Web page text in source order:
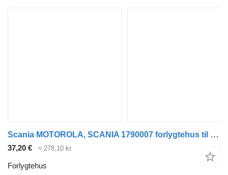
Scania MOTOROLA, SCANIA 1790007 forlygtehus til Scania 3-series (1987-1998) lastbil
37,20 € ≈ 278,10 kr.
Forlygtehus